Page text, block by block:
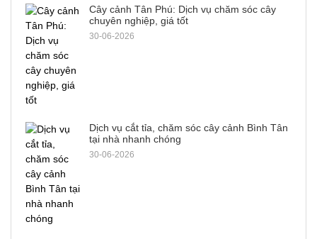
Cây cảnh Tân Phú: Dịch vụ chăm sóc cây
chuyên nghiệp, giá tốt
30-06-2026
Dịch vụ cắt tỉa, chăm sóc cây cảnh Bình Tân
tại nhà nhanh chóng
30-06-2026